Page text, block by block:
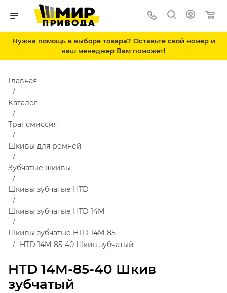
Нужна помощь в выборе товара? Оставьте свой номер и
наш менеджер Вам поможет!
HTD 14M-85-40 Шкив
зубчатый
Главная
Каталог
Трансмиссия
Шкивы для ремней
Зубчатые шкивы
Шкивы зубчатые HTD
Шкивы зубчатые HTD 14M
Шкивы зубчатые HTD 14M-85
HTD 14M-85-40 Шкив зубчатый